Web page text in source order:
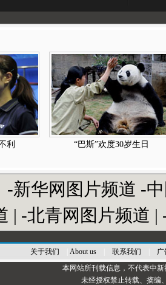
利 “巴斯”欢度30岁生日
-新华网图片频道 -
| -北青网图片频道 |
关于我们 About us| 联系我们
广
本网站所刊载信息，不代表中
未经授权禁止转载、摘编